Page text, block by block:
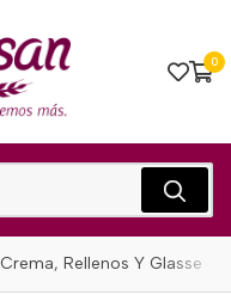
0
Crema, Rellenos Y Glasse